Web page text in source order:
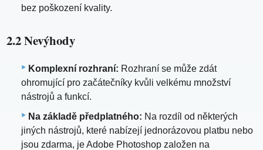
bez poškození kvality.
2.2 Nevýhody
Komplexní rozhraní: Rozhraní se může zdát
ohromující pro začátečníky kvůli velkému množství
nástrojů a funkcí.
Na základě předplatného: Na rozdíl od některých
jiných nástrojů, které nabízejí jednorázovou platbu nebo
jsou zdarma, je Adobe Photoshop založen na